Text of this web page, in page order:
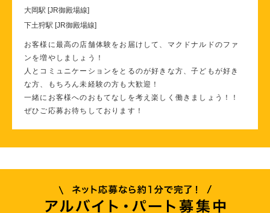
大岡駅 [JR御殿場線]
下土狩駅 [JR御殿場線]
お客様に最高の店舗体験をお届けして、マクドナルドのファ
ンを増やしましょう！
人とコミュニケーションをとるのが好きな方、子どもが好き
な方、もちろん未経験の方も大歓迎！
一緒にお客様へのおもてなしを考え楽しく働きましょう！！
ぜひご応募お待ちしております！